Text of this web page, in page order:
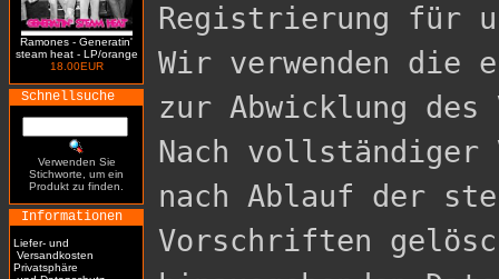
Ramones - Generatin'
steam heat - LP/orange
18.00EUR
Schnellsuche
Verwenden Sie
Stichworte, um ein
Produkt zu finden.
Informationen
Liefer- und
Versandkosten
Privatsphäre
Registrierung für
Wir verwenden die
zur Abwicklung
Nach vollständiger
nach Ablauf der
Vorschriften